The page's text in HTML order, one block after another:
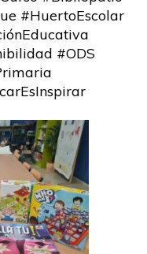
#HuertoEscolar
#ODS